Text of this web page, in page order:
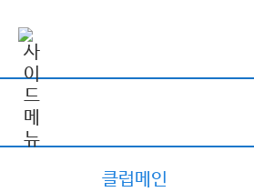
클럽메인